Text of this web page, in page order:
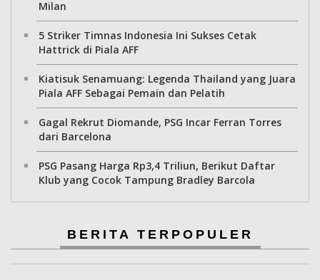
Milan
5 Striker Timnas Indonesia Ini Sukses Cetak
Hattrick di Piala AFF
Kiatisuk Senamuang: Legenda Thailand yang Juara
Piala AFF Sebagai Pemain dan Pelatih
Gagal Rekrut Diomande, PSG Incar Ferran Torres
dari Barcelona
PSG Pasang Harga Rp3,4 Triliun, Berikut Daftar
Klub yang Cocok Tampung Bradley Barcola
BERITA TERPOPULER